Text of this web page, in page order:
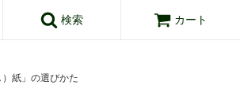
検索 カート
）紙」の選びかた